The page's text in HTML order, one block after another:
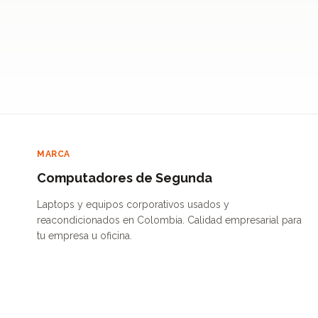
MARCA
Computadores de Segunda
Laptops y equipos corporativos usados y
reacondicionados en Colombia. Calidad empresarial para
tu empresa u oficina.